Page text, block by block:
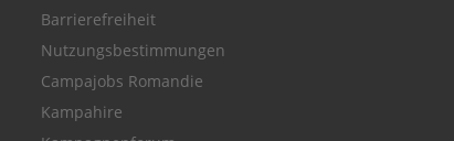
Barrierefreiheit
Nutzungsbestimmungen
Campajobs Romandie
Kampahire